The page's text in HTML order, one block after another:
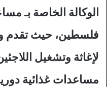
الوكالة الخاصة بـ
فلسطين، حيث تقدم
لإغاثة وتشغيل
مساعدات غذائية